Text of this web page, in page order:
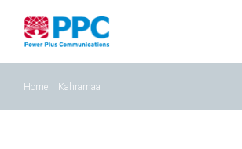
content
Home Kahramaa